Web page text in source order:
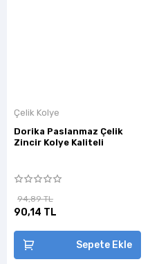
Çelik Kolye
Dorika Paslanmaz Çelik
Zincir Kolye Kaliteli
94,89 TL
90,14 TL
Sepete Ekle